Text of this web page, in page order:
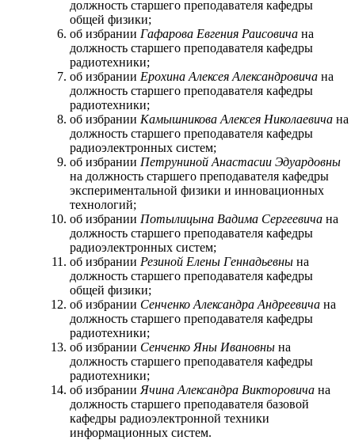
должность старшего преподавателя кафедры
общей физики;
об избрании Гафарова Евгения Раисовича на
должность старшего преподавателя кафедры
радиотехники;
об избрании Ерохина Алексея Александровича на
должность старшего преподавателя кафедры
радиотехники;
об избрании Камышникова Алексея Николаевича на
должность старшего преподавателя кафедры
радиоэлектронных систем;
об избрании Петруниной Анастасии Эдуардовны
на должность старшего преподавателя кафедры
экспериментальной физики и инновационных
технологий;
об избрании Потылицына Вадима Сергеевича на
должность старшего преподавателя кафедры
радиоэлектронных систем;
об избрании Резиной Елены Геннадьевны на
должность старшего преподавателя кафедры
общей физики;
об избрании Сенченко Александра Андреевича на
должность старшего преподавателя кафедры
радиотехники;
об избрании Сенченко Яны Ивановны на
должность старшего преподавателя кафедры
радиотехники;
об избрании Ячина Александра Викторовича на
должность старшего преподавателя базовой
кафедры радиоэлектронной техники
информационных систем.